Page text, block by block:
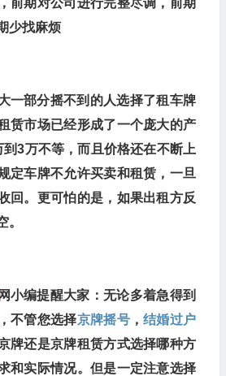
前期对公司进行完整尽调，前期
少找麻烦
一部分摇不到的人选择了租车牌
赁市场已经形成了一个庞大的产
3万不等，而且价格还在不断上
定车牌不允许买卖和租赁，一旦
回。更可怕的是，如果出租方反
。
网小编提醒大家：无论多着急得到
不管您选择京牌摇号，结婚过户
牌还是京牌租赁方式选择哪种方
和实际情况。但是一定注意选择